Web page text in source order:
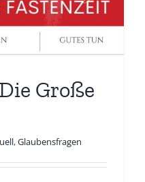
Große
,Glaubensfragen